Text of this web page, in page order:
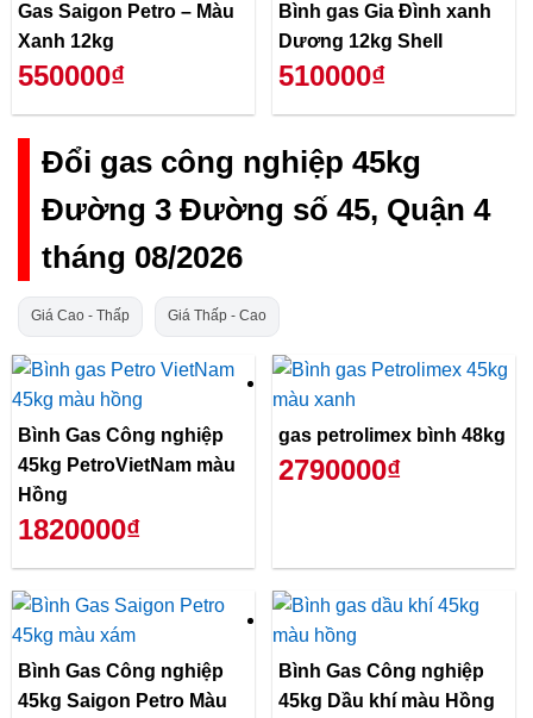
Gas Saigon Petro – Màu
Xanh 12kg
550000₫
Bình gas Gia Đình xanh
Dương 12kg Shell
510000₫
Đổi gas công nghiệp 45kg
Đường 3 Đường số 45, Quận 4
tháng 08/2026
Giá Cao - Thấp Giá Thấp - Cao
Bình Gas Công nghiệp
45kg PetroVietNam màu
Hồng
1820000₫
gas petrolimex bình 48kg
2790000₫
Bình Gas Công nghiệp
45kg Saigon Petro Màu
Bình Gas Công nghiệp
45kg Dầu khí màu Hồng